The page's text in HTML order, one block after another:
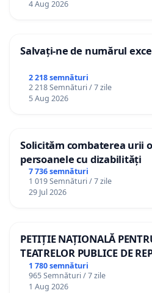
4 Aug 2026
Salvați-ne de numărul
2 218 semnături
2 218 Semnături / 7 zile
5 Aug 2026
Solicităm combaterea urii
persoanele cu dizabilități
7 736 semnături
1 019 Semnături / 7 zile
29 Jul 2026
PETIȚIE NAȚIONALĂ
TEATRELOR PUBLICE DE
ROMÂNIA
1 780 semnături
965 Semnături / 7 zile
1 Aug 2026